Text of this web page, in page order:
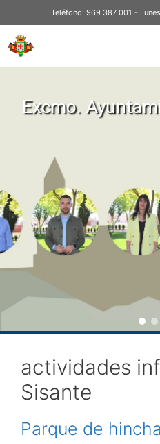
Teléfono: 969 387 001 –
Excmo.
actividades
Sisante
Parque de